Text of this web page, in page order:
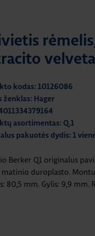
kodas: 10126086
ženklas: Hager
asortimentas: Q.1
pakuotės dydis: 1
Berker Q1 originalus
duroplasto.
80,5 mm. Gylis: 9,9 mm.